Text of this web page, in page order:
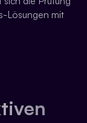
Lösungen mit